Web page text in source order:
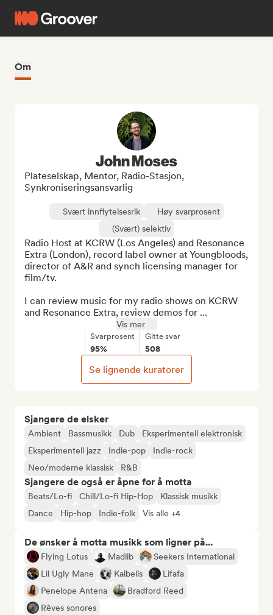
Om
Sjangere de elsker
Ambient Bassmusikk Dub
Eksperimentell elektronisk
Eksperimentell jazz
Indie-pop
Indie-rock
Neo/moderne klassisk
R&B
Sjangere de også er åpne for å motta
Beats/Lo-fi Chill/Lo-fi Hip-Hop
Klassisk musikk
Dance
Hip-hop Indie-folk Vis alle +4
De ønsker å motta musikk som ligner på...
Flying Lotus Madlib
Seekers International
Lil Ugly Mane
Kalbells
Lifafa
Penelope Antena
Bradford Reed
Rêves sonores
John Moses
Plateselskap, Mentor, Radio-Stasjon,
Synkroniseringsansvarlig
Svært innflytelsesrik
Høy svarprosent
(Svært) selektiv
Radio Host at KCRW (Los Angeles) and Resonance
Extra (London), record label owner at Youngbloods,
director of A&R and synch licensing manager for
film/tv.
I can review music for my radio shows on KCRW
and Resonance Extra, review demos for ...
Vis mer
Svarprosent
95%
Gitte svar
508
Se lignende kuratorer